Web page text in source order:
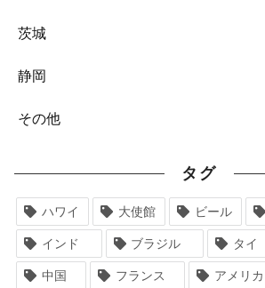
茨城
静岡
その他
タグ
ハワイ 大使館 ビール
インド ブラジル タイ
中国 フランス アメリカ